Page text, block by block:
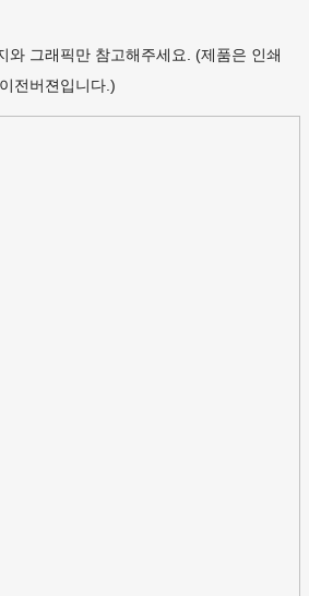
와 그래픽만 참고해주세요. (제품은 인쇄
전버젼입니다.)